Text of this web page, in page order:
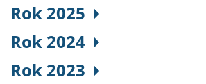
Rok 2025
Rok 2024
Rok 2023